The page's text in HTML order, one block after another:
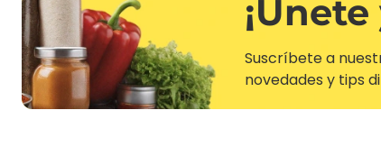
Suscríbete a
novedades y tips